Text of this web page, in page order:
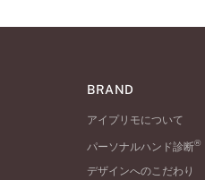
BRAND
アイプリモについて
パーソナルハンド診断®
デザインへのこだわり